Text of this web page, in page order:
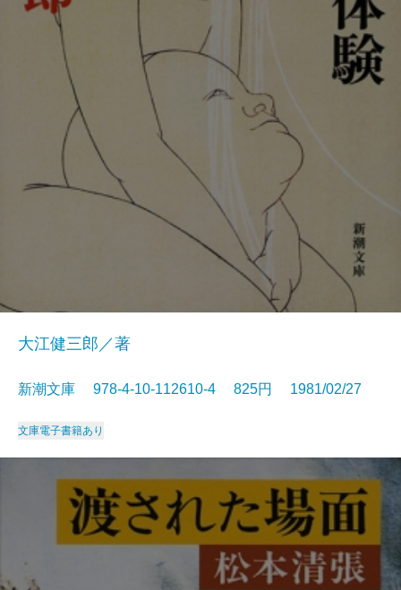
大江健三郎／著
新潮文庫 978-4-10-112610-4 825円 1981/02/27
文庫電子書籍あり